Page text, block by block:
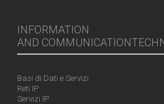
INFORMATION
AND
Basi di Dati e Servizi
Reti IP
Servizi IP